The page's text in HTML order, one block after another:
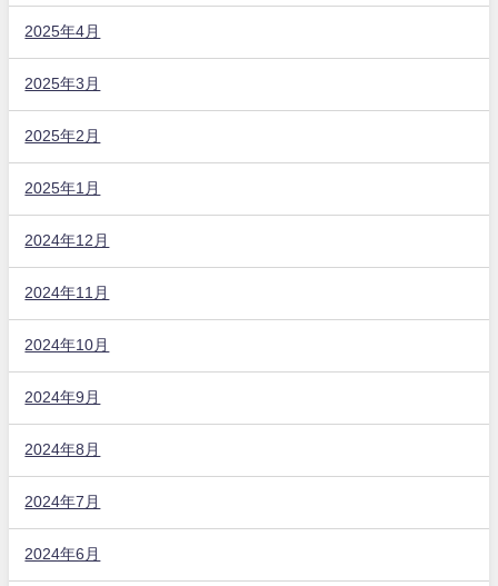
2025年4月
2025年3月
2025年2月
2025年1月
2024年12月
2024年11月
2024年10月
2024年9月
2024年8月
2024年7月
2024年6月